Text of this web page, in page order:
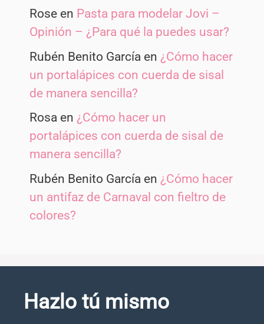
Rose en Pasta para modelar Jovi –
Opinión – ¿Para qué la puedes usar?
Rubén Benito García en ¿Cómo hacer
un portalápices con cuerda de sisal
de manera sencilla?
Rosa en ¿Cómo hacer un
portalápices con cuerda de sisal de
manera sencilla?
Rubén Benito García en ¿Cómo hacer
un antifaz de Carnaval con fieltro de
colores?
Hazlo tú mismo